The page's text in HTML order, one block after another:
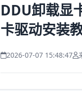
DDU卸载显
卡驱动安装
2026-07-07 15:48:47